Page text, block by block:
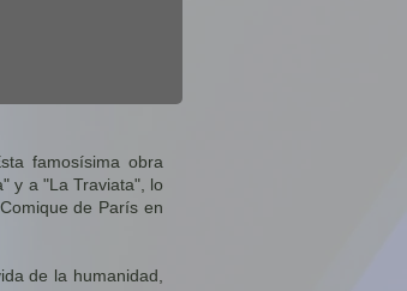
famosísima obra
y a "La Traviata", lo
de París en
de la humanidad,